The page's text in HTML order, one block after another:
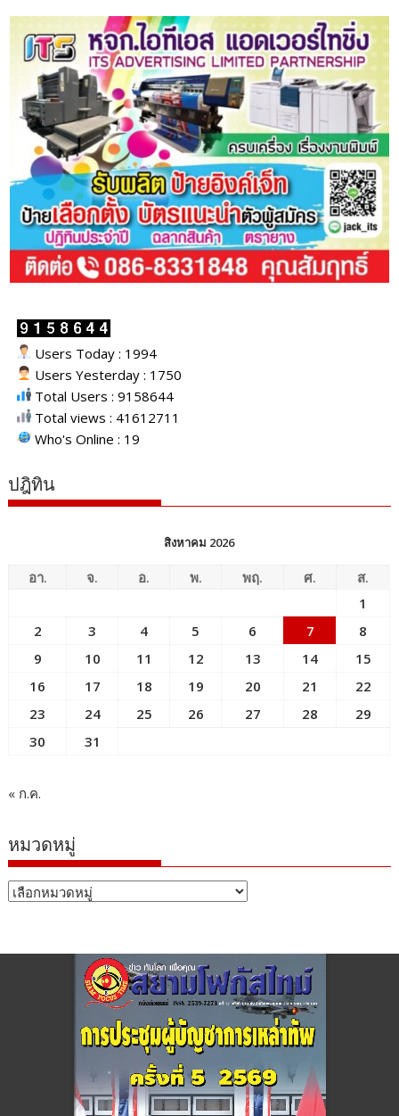
Users Today : 1994
Users Yesterday : 1750
Total Users : 9158644
Total views : 41612711
Who's Online : 19
ปฎิทิน
สิงหาคม 2026
อา. จ. อ. พ. พฤ. ศ.
ส.
1
2
3 4 5 6 7
8
9
10 11 12 13 14
15
16
17 18 19 20 21
22
23
24 25 26 27 28
29
30
31
« ก.ค.
หมวดหมู่
หมวด